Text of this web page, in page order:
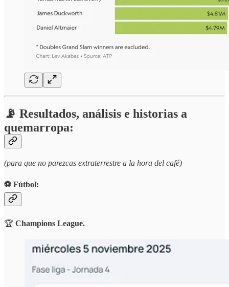
📡 Resultados, análisis e historias a
quemarropa:
(para que no parezcas extraterrestre a la hora del café)
⚽️ Fútbol:
🏆 Champions League.